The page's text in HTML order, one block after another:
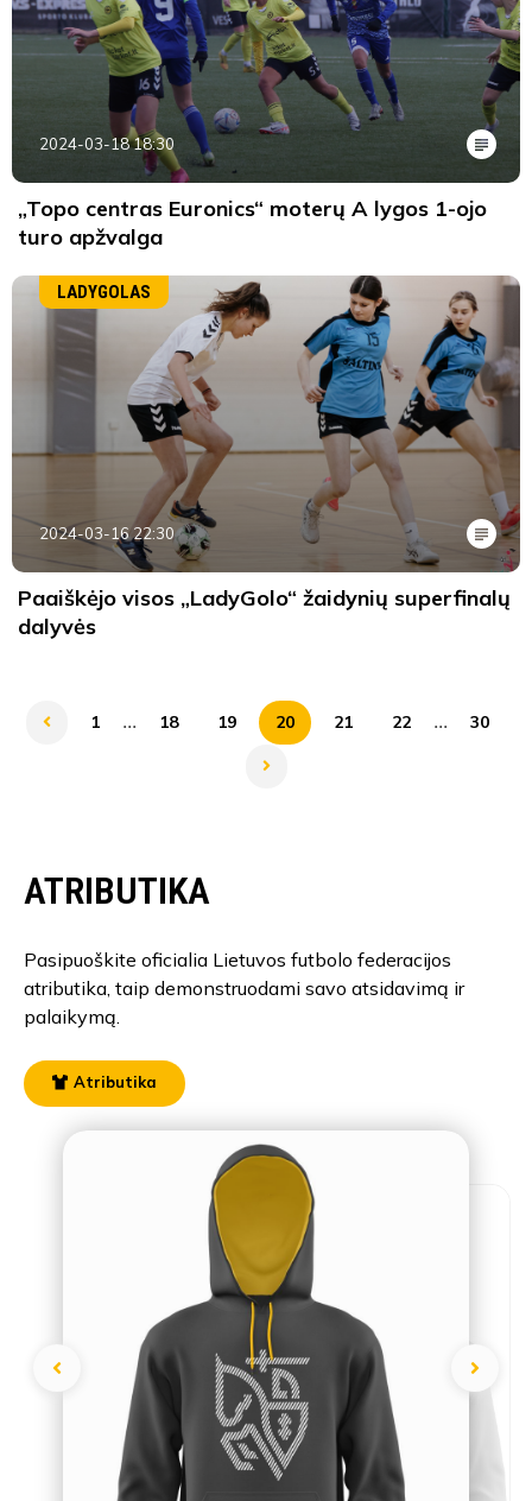
2024-03-18 18:30
„Topo centras Euronics“ moterų A lygos 1-ojo
turo apžvalga
LADYGOLAS
2024-03-16 22:30
Paaiškėjo visos „LadyGolo“ žaidynių superfinalų
dalyvės
1 ... 18 19 20 21 22 ... 30
ATRIBUTIKA
Pasipuoškite oficialia Lietuvos futbolo federacijos
atributika, taip demonstruodami savo atsidavimą ir
palaikymą.
Atributika